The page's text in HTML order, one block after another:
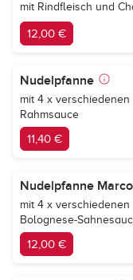
mit Rindfleisch und
12,00 €
Nudelpfanne
mit 4 x
Rahmsauce
11,40 €
Nudelpfanne
mit 4 x
Bolognese-
12,00 €